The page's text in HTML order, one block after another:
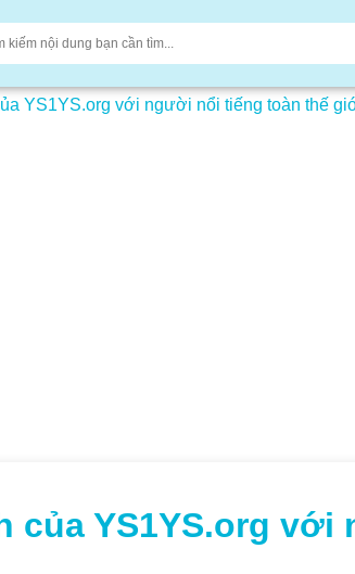
YS1YS.org với người nổi tiếng toàn thế
của YS1YS.org